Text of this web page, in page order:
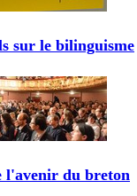
sur le bilinguisme
l'avenir du breton